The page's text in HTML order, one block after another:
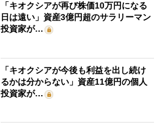
「キオクシアが再び株価10万円になる
日は遠い」資産3億円超のサラリーマン
投資家が…
「キオクシアが今後も利益を出し続け
るかは分からない」資産11億円の個人
投資家が…